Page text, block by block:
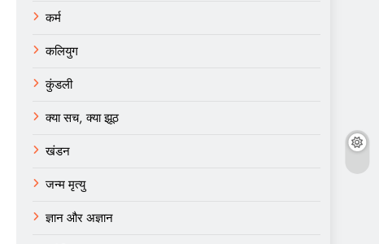
कर्म
कलियुग
कुंडली
क्या सच, क्या झूठ
खंडन
जन्म मृत्यु
ज्ञान और अज्ञान